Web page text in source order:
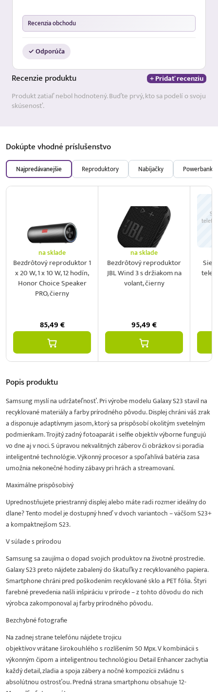
Recenzia obchodu
✓ Odporúča
Recenzie produktu
+ Pridať recenziu
Produkt zatiaľ nebol hodnotený. Buďte prvý, kto sa podelí o svoju
skúsenosť.
Dokúpte vhodné príslušenstvo
Najpredávanejšie Reproduktory Nabíjačky Powerbanky
na sklade
Bezdrôtový reproduktor 1
x 20 W, 1 x 10 W, 12 hodín,
Honor Choice Speaker
PRO, čierny
85,49€
na sklade
Bezdrôtový reproduktor
JBL Wind 3 s držiakom na
volant, čierny
95,49€
Popisproduktu
Samsung myslí na udržateľnosť. Pri výrobe modelu Galaxy S23 stavil na
recyklované materiály a farby prírodného pôvodu. Displej chráni váš zrak
a disponuje adaptívnym jasom, ktorý sa prispôsobí okolitým svetelným
podmienkam. Trojitý zadný fotoaparát i selfie objektív výborne fungujú
vo dne aj v noci. S úpravou nekvalitných záberov či obrázkov si poradia
inteligentné technológie. Výkonný procesor a spoľahlivá batéria zasa
umožnia nekonečné hodiny zábavy pri hrách a streamovaní.
Maximálne prispôsobivý
Uprednostňujete priestranný displej alebo máte radi rozmer ideálny do
dlane? Tento model je dostupný hneď v dvoch variantoch – väčšom S23+
a kompaktnejšom S23.
V súlade s prírodou
Samsung sa zaujíma o dopad svojich produktov na životné prostredie.
Galaxy S23 preto nájdete zabalený do škatuľky z recyklovaného papiera.
Smartphone chráni pred poškodením recyklované sklo a PET fólia. Štyri
farebné prevedenia našli inšpiráciu v prírode – z tohto dôvodu do nich
výrobca zakomponoval aj farby prírodného pôvodu.
Bezchybné fotografie
Na zadnej strane telefónu nájdete trojicu
objektívov vrátane širokouhlého s rozlíšením 50 Mpx. V kombinácii s
výkonným čipom a inteligentnou technológiou Detail Enhancer zachytia
každý detail, zladia a spoja zábery a nočné kompozícii zvládnu s
absolútnou ostrosťou. Predná strana smartphonu obsahuje 12-